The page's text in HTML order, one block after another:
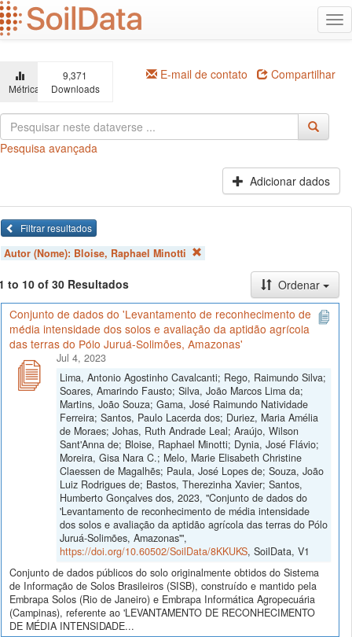
Ir
para
o
principal
Métricas
9,371
Downloads
E-mail de contato Compartilhar
Pesquisa avançada
Adicionar dados
Filtrar resultados
Autor (Nome): Bloise, Raphael Minotti
to 10 of 30 Resultados
Ordenar
Conjunto de dados do 'Levantamento de reconhecimento de
média intensidade dos solos e avaliação da aptidão agrícola
das terras do Pólo Juruá-Solimões, Amazonas'
Jul 4, 2023
Lima, Antonio Agostinho Cavalcanti; Rego, Raimundo Silva;
Soares, Amarindo Fausto; Silva, João Marcos Lima da;
Martins, João Souza; Gama, José Raimundo Natividade
Ferreira; Santos, Paulo Lacerda dos; Duriez, Maria Amélia
de Moraes; Johas, Ruth Andrade Leal; Araújo, Wilson
Sant'Anna de; Bloise, Raphael Minotti; Dynia, José Flávio;
Moreira, Gisa Nara C.; Melo, Marie Elisabeth Christine
Claessen de Magalhẽs; Paula, José Lopes de; Souza, João
Luiz Rodrigues de; Bastos, Therezinha Xavier; Santos,
Humberto Gonçalves dos, 2023, "Conjunto de dados do
'Levantamento de reconhecimento de média intensidade
dos solos e avaliação da aptidão agrícola das terras do Pólo
Juruá-Solimões, Amazonas'",
https://doi.org/10.60502/SoilData/8KKUKS, SoilData, V1
Conjunto de dados públicos do solo originalmente obtidos do Sistema
de Informação de Solos Brasileiros (SISB), construído e mantido pela
Embrapa Solos (Rio de Janeiro) e Embrapa Informática Agropecuária
(Campinas), referente ao 'LEVANTAMENTO DE RECONHECIMENTO
DE MÉDIA INTENSIDADE...